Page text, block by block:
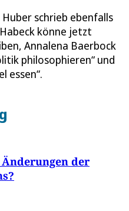
schrieb ebenfalls
könne jetzt
Annalena Baerbock
philosophieren“ und
essen“.
der